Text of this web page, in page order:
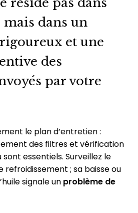
mais dans un
et une
des
par votre
le plan d’entretien :
des filtres et vérification
essentiels. Surveillez le
refroidissement ; sa baisse ou
signale un problème de